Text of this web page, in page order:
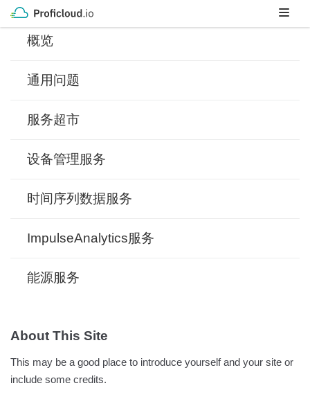
Skip
content
概览
通用问题
服务超市
设备管理服务
时间序列数据服务
ImpulseAnalytics服务
能源服务
About This Site
This may be a good place to introduce yourself and your site or
include some credits.